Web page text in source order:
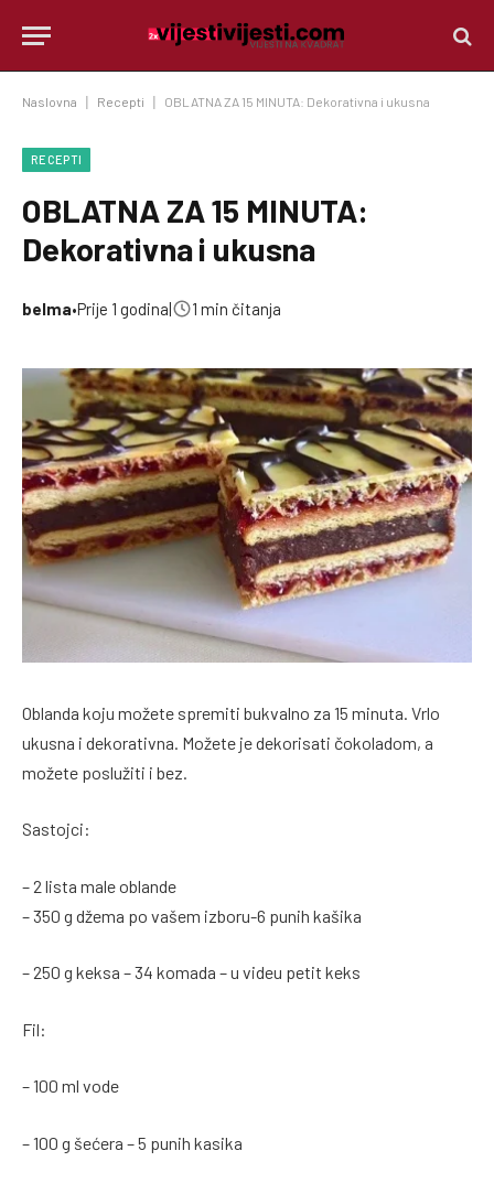
Naslovna Recepti OBLATNA ZA 15 MINUTA: Dekorativna i ukusna
RECEPTI
OBLATNA ZA 15 MINUTA:
Dekorativna i ukusna
belma•Prije 1 godina| 1 min čitanja
Oblanda koju možete spremiti bukvalno za 15 minuta. Vrlo
ukusna i dekorativna. Možete je dekorisati čokoladom, a
možete poslužiti i bez.
Sastojci:
– 2 lista male oblande
– 350 g džema po vašem izboru-6 punih kašika
– 250 g keksa – 34 komada – u videu petit keks
Fil:
– 100 ml vode
– 100 g šećera – 5 punih kasika